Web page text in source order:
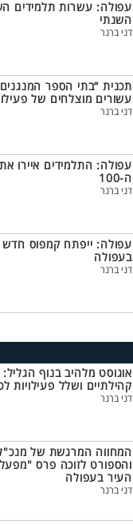
עפולה: עשרות תלמידים
השנתי
דני ברנר
תכנית “בתי הספר
עשורים מוצלחים של
דני ברנר
עפולה: התלמידים איירו
ה-100
דני ברנר
עפולה: ייפתח קמפוס חדש
בעפולה
דני ברנר
אוגוסט מלהיב בנוף
קהילתיים ושלל פעילויות
דני ברנר
המחווה המרגשת של
והספורט לזוכה פרס
העיר בעפולה
דני ברנר